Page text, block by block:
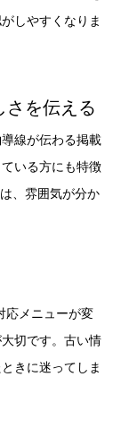
しやすくなりま
さを伝える
線が伝わる掲載
いる方にも特徴
、雰囲気が分か
応メニューが変
切です。古い情
きに迷ってしま